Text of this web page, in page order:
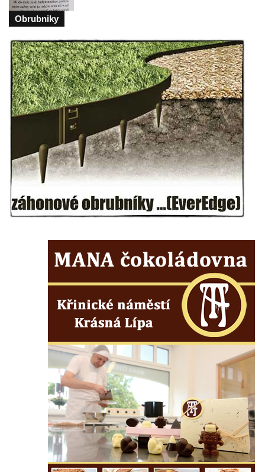
Socha svatého Josefa na nádvoří kláštera
Socha svaté Anny na nádvoří kláštera
dominikánů v Českých Budějovicích
Socha svatého Dominika na nádvoří
kláštera dominikánů v Českých
Budějovicích
Sousoší Kalvárie před klášterem
dominikánů u Piaristického náměstí v
Českých Budějovicích
Socha svatého Václava u pramene v
Semilech
Pamětní deska Tomáše Garrigue Masaryka
Českých Budějovicích
Pamětní deska Josefa Hloucha na
biskupské rezidenci v Českých
Socha žáby u rybníčku na Náměstí v
Kamenném Újezdě
Pamětní kámen družebních obcí Kamenný
Újezd a Krauchthal v parku na Náměstí v
Kamenném Újezdě
Socha na náměstí J. V. Kamarýta ve
Velešíně
Pomník J. V. Kamarýta v Krumlovské ulici ve
Velešíně
Obrubniky